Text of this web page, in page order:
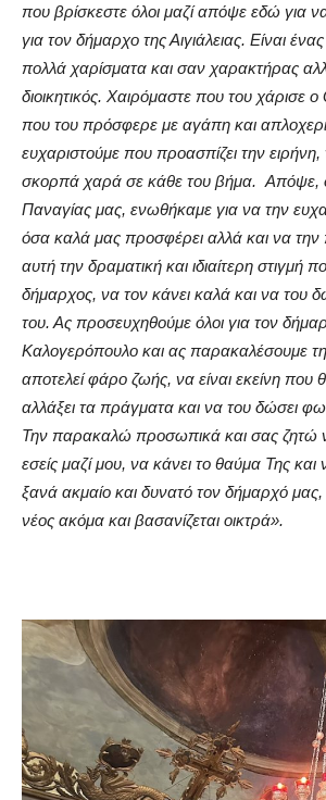
που βρίσκεστε όλοι μαζί απόψε εδώ για
για τον δήμαρχο της Αιγιάλειας. Είναι
πολλά χαρίσματα και σαν χαρακτήρας
διοικητικός. Χαιρόμαστε που του χάρισε
που του πρόσφερε με αγάπη και
ευχαριστούμε που προασπίζει την
σκορπά χαρά σε κάθε του βήμα. Απόψε,
Παναγίας μας, ενωθήκαμε για να την
όσα καλά μας προσφέρει αλλά και να
αυτή την δραματική και ιδιαίτερη στιγμή
δήμαρχος, να τον κάνει καλά και να του
του. Ας προσευχηθούμε όλοι για τον
Καλογερόπουλο και ας παρακαλέσουμε
αποτελεί φάρο ζωής, να είναι εκείνη που
αλλάξει τα πράγματα και να του δώσει
Την παρακαλώ προσωπικά και σας ζητώ
εσείς μαζί μου, να κάνει το θαύμα Της και
ξανά ακμαίο και δυνατό τον δήμαρχό μας,
νέος ακόμα και βασανίζεται οικτρά».